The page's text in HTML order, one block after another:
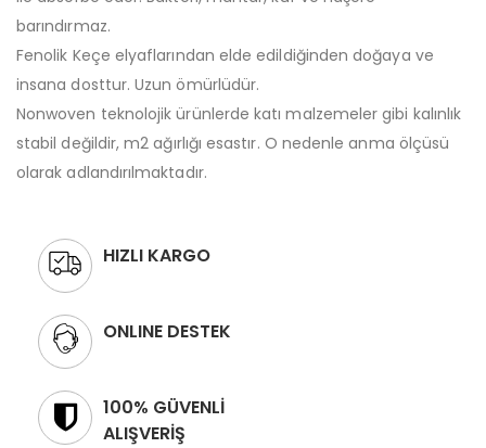
barındırmaz.
Fenolik Keçe elyaflarından elde edildiğinden doğaya ve
insana dosttur. Uzun ömürlüdür.
Nonwoven teknolojik ürünlerde katı malzemeler gibi kalınlık
stabil değildir, m2 ağırlığı esastır. O nedenle anma ölçüsü
olarak adlandırılmaktadır.
HIZLI KARGO
ONLINE DESTEK
100% GÜVENLİ
ALIŞVERİŞ